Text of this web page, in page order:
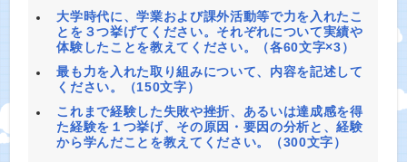
大学時代に、学業および課外活動等で力を入れたこ
とを３つ挙げてください。それぞれについて実績や
体験したことを教えてください。（各60文字×3）
最も力を入れた取り組みについて、内容を記述して
ください。（150文字）
これまで経験した失敗や挫折、あるいは達成感を得
た経験を１つ挙げ、その原因・要因の分析と、経験
から学んだことを教えてください。（300文字）